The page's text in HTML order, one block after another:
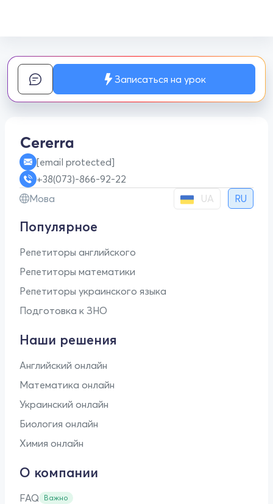
Записаться на урок
[email protected]
+38(073)-866-92-22
Мова
UA RU
Популярное
Репетиторы английского
Репетиторы математики
Репетиторы украинского языка
Подготовка к ЗНО
Наши решения
Английский онлайн
Математика онлайн
Украинский онлайн
Биология онлайн
Химия онлайн
О компании
FAQ Важно